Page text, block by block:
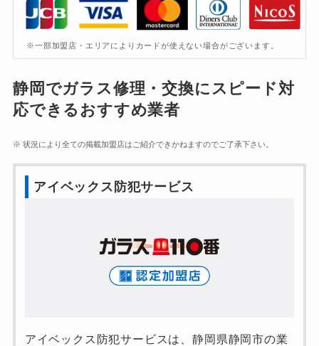
※一部加盟店・エリアによりカードが使えない場合がございます。
静岡でガラス修理・交換にスピード対
応できるおすすめ業者
※ 状況により全ての掲載加盟店はご紹介できかねますのでご了承下さい。
アイベックス防犯サービス
アイベックス防犯サービスは、静岡県静岡市の業